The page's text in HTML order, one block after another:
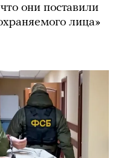
они поставили
лица»